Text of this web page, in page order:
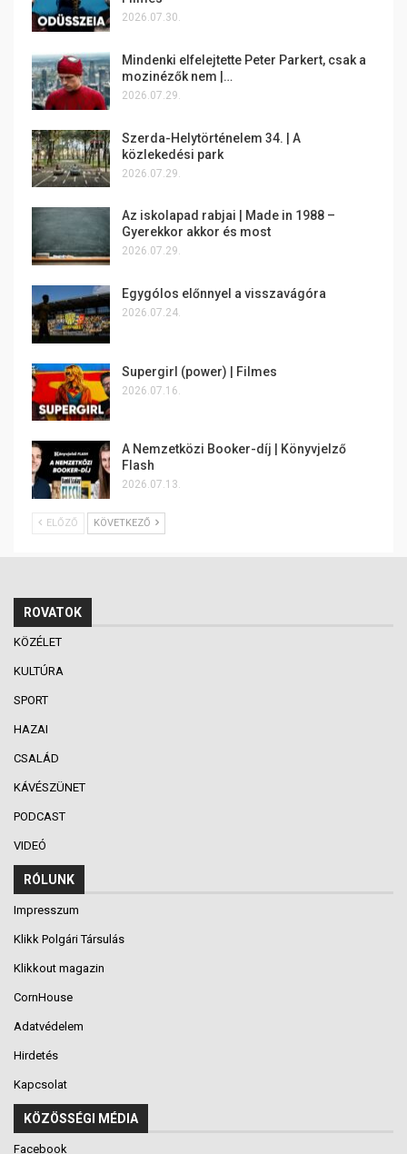
2026.07.30.
Mindenki elfelejtette Peter Parkert, csak a
mozinézők nem |…
2026.07.29.
Szerda-Helytörténelem 34. | A
közlekedési park
2026.07.29.
Az iskolapad rabjai | Made in 1988 –
Gyerekkor akkor és most
2026.07.29.
Egygólos előnnyel a visszavágóra
2026.07.24.
Supergirl (power) | Filmes
2026.07.16.
A Nemzetközi Booker-díj | Könyvjelző
Flash
2026.07.13.
ELŐZŐ KÖVETKEZŐ
ROVATOK
KÖZÉLET
KULTÚRA
SPORT
HAZAI
CSALÁD
KÁVÉSZÜNET
PODCAST
VIDEÓ
RÓLUNK
Impresszum
Klikk Polgári Társulás
Klikkout magazin
CornHouse
Adatvédelem
Hirdetés
Kapcsolat
KÖZÖSSÉGI MÉDIA
Facebook